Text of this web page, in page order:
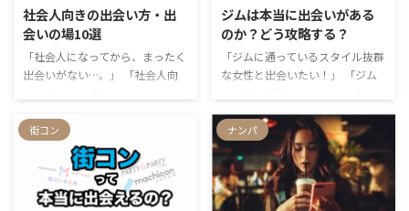
あるを10個、そして合コンに来
る地雷の特徴と見分け方・付き合
ってしまった場合の末路まで解説
します。 今後最悪のコンパに参
…
そこで今回は、合コンに行く前に
ぜひやっていただきたい「日常生
活の中で良い出会いを引き寄せる
ための必勝法」を、恋愛初心者さ
社会人向きの出会い方・出
会いの場10選
「社会人になってから、まったく
出会いがない…。」 「社会人向
くなり、悩んでいる人も多いので
はないでしょうか。 そこで、今
回は社会人向きの出会いの場10
選をご紹介したいと思います。
どれを利用しても、出会いを作る
ジムは本当に出会いがある
のか？どう攻略する？
「ジムに通っているスタイル抜群
な女性と出会いたい！」 「ジム
出会いも作れるのでは？」 昨今
ジムに通う人が増加しており、ト
レーニングだけでなく出会いも期
待している男性は多いのではない
でしょうか。確かにジムは女性も
利用しているため、話しかけるこ
街コン ナンパ